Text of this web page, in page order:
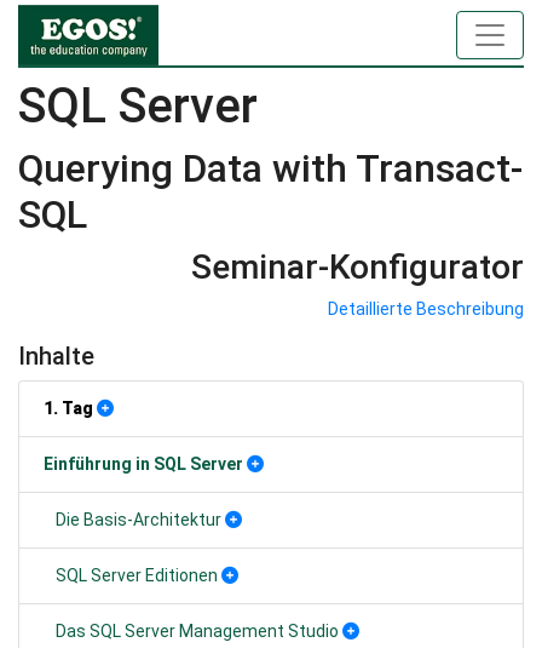
SQL Server
Querying Data with Transact-
SQL
Seminar-Konfigurator
Detaillierte Beschreibung
Inhalte
1. Tag
Einführung in SQL Server
Die Basis-Architektur
SQL Server Editionen
Das SQL Server Management Studio